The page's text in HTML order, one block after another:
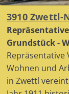
3910 Zwettl-
Grundstück -
Repräsentative
Wohnen und
in Zwettl